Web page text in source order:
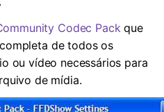
Codec Packque
de todos os
ou vídeo necessários para
de mídia.